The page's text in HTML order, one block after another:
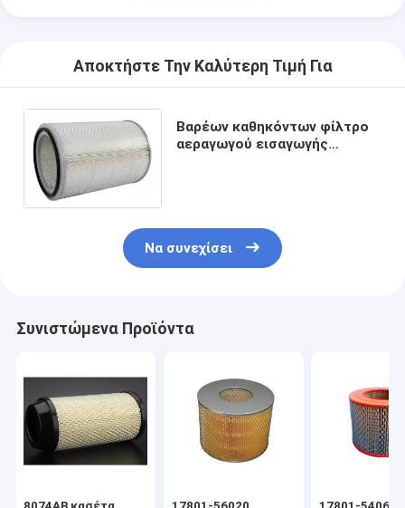
Αποκτήστε Την Καλύτερη Τιμή Για
Βαρέων καθηκόντων φίλτρο
αεραγωγού εισαγωγής
Να συνεχίσει
Συνιστώμενα Προϊόντα